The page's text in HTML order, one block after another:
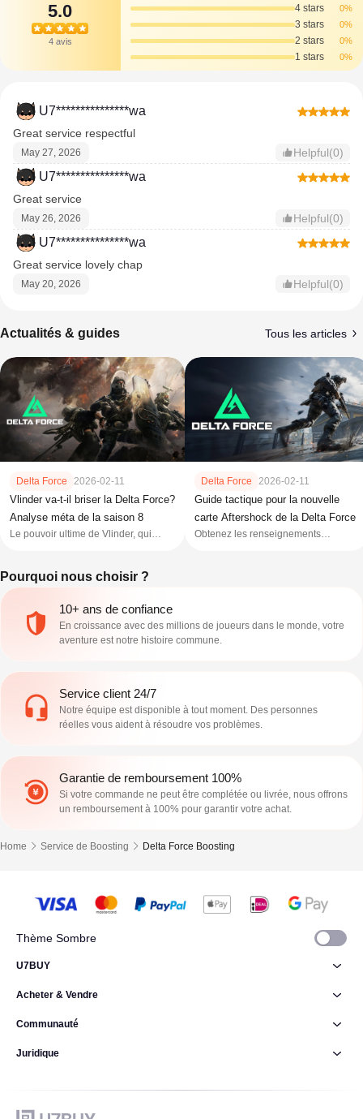
5.0
4 avis
4 stars 0%
3 stars 0%
2 stars 0%
1 stars 0%
U7***************wa
Great service respectful
May 27, 2026 Helpful(0)
U7***************wa
Great service
May 26, 2026 Helpful(0)
U7***************wa
Great service lovely chap
May 20, 2026 Helpful(0)
Actualités & guides Tous les articles
Delta Force 2026-02-11
Vlinder va-t-il briser la Delta Force?
Analyse méta de la saison 8
Le pouvoir ultime de Vlinder, qui
Force. Découvrez son impact sur
l'équilibre compétitif, les stratégies
pour la contrer et si elle est
réellement trop puissante dans la
saison 8.
Delta Force 2026-02-11
Guide tactique pour la nouvelle
carte Aftershock de la Delta Force
Obtenez les renseignements
Pourquoi nous choisir ?
10+ ans de confiance
En croissance avec des millions de joueurs dans le monde, votre
aventure est notre histoire commune.
Service client 24/7
Notre équipe est disponible à tout moment. Des personnes
réelles vous aident à résoudre vos problèmes.
Garantie de remboursement 100%
Si votre commande ne peut être complétée ou livrée, nous offrons
un remboursement à 100% pour garantir votre achat.
Home Service de Boosting Delta Force Boosting
Thème Sombre
U7BUY
Acheter & Vendre
Communauté
Juridique